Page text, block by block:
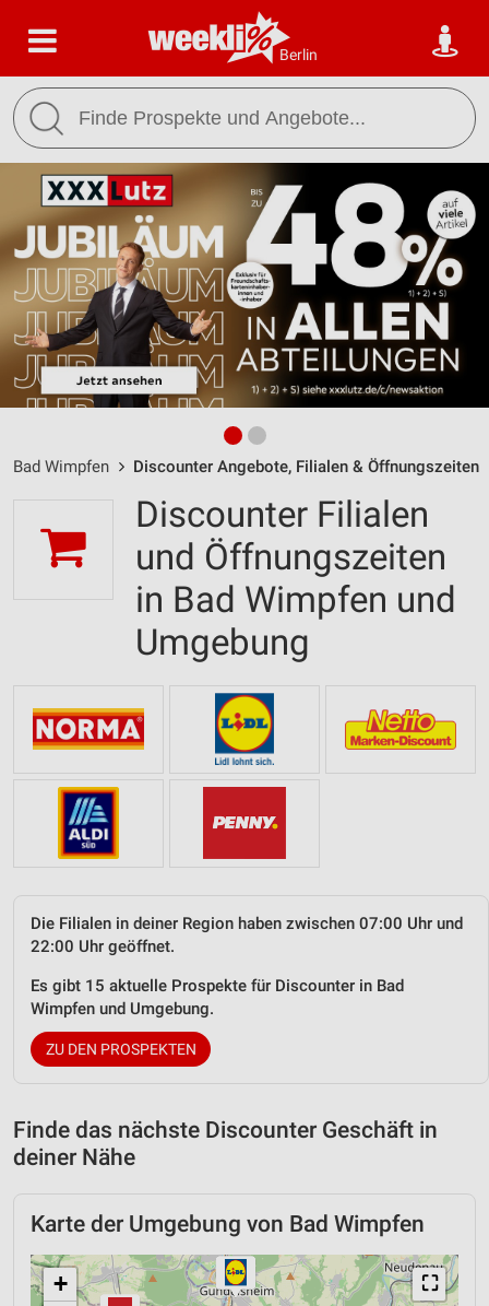
Berlin
Bad Wimpfen Discounter Angebote, Filialen & Öffnungszeiten
Discounter Filialen
und Öffnungszeiten
in Bad Wimpfen und
Umgebung
Die Filialen in deiner Region haben zwischen 07:00 Uhr und
22:00 Uhr geöffnet.
Es gibt 15 aktuelle Prospekte für Discounter in Bad
Wimpfen und Umgebung.
ZU DEN PROSPEKTEN
Finde das nächste Discounter Geschäft in
deiner Nähe
Karte der Umgebung von Bad Wimpfen
⛶
+